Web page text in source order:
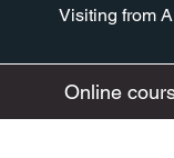
Visiting from
Online